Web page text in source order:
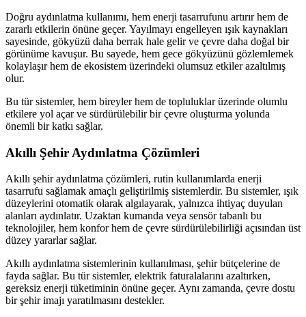
Doğru aydınlatma kullanımı, hem enerji tasarrufunu artırır hem de
zararlı etkilerin önüne geçer. Yayılmayı engelleyen ışık kaynakları
sayesinde, gökyüzü daha berrak hale gelir ve çevre daha doğal bir
görünüme kavuşur. Bu sayede, hem gece gökyüzünü gözlemlemek
kolaylaşır hem de ekosistem üzerindeki olumsuz etkiler azaltılmış
olur.
Bu tür sistemler, hem bireyler hem de topluluklar üzerinde olumlu
etkilere yol açar ve sürdürülebilir bir çevre oluşturma yolunda
önemli bir katkı sağlar.
Akıllı Şehir Aydınlatma Çözümleri
Akıllı şehir aydınlatma çözümleri, rutin kullanımlarda enerji
tasarrufu sağlamak amaçlı geliştirilmiş sistemlerdir. Bu sistemler, ışık
düzeylerini otomatik olarak algılayarak, yalnızca ihtiyaç duyulan
alanları aydınlatır. Uzaktan kumanda veya sensör tabanlı bu
teknolojiler, hem konfor hem de çevre sürdürülebilirliği açısından üst
düzey yararlar sağlar.
Akıllı aydınlatma sistemlerinin kullanılması, şehir bütçelerine de
fayda sağlar. Bu tür sistemler, elektrik faturalalarını azaltırken,
gereksiz enerji tüketiminin önüne geçer. Aynı zamanda, çevre dostu
bir şehir imajı yaratılmasını destekler.